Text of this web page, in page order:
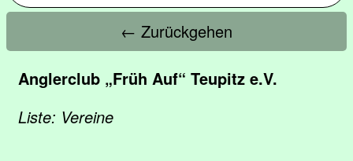
← Zurückgehen
Anglerclub „Früh Auf“ Teupitz e.V.
Liste: Vereine